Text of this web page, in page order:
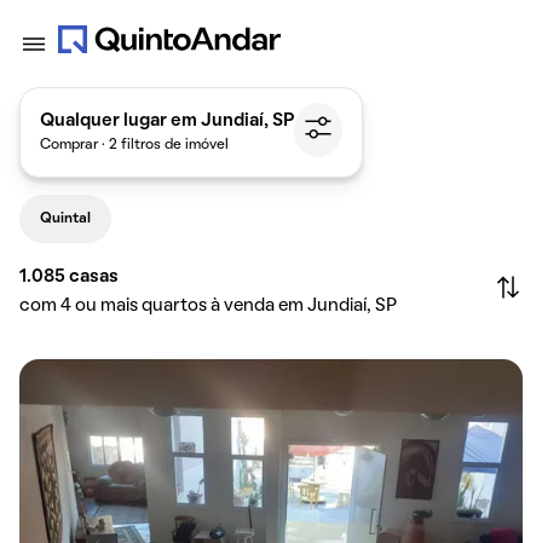
Qualquer lugar em Jundiaí, SP
Comprar · 2 filtros de imóvel
Quintal
1.085 casas
com 4 ou mais quartos à venda em Jundiaí, SP